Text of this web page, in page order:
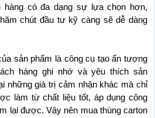
hàng có đa dạng sự lựa chọn hơn,
chút đầu tư kỹ càng sẽ dễ dàng
sản phẩm là công cụ tạo ấn tượng
hàng ghi nhớ và yêu thích sản
những giá trị cảm nhận khác mà chỉ
làm từ chất liệu tốt, áp dụng công
lại được. Vậy nên mua thùng carton